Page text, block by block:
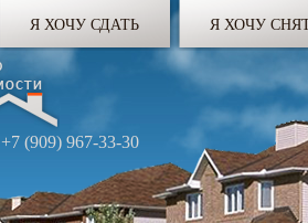
Я ХОЧУ СДАТЬ Я ХОЧУ
+7 (909) 967-33-30